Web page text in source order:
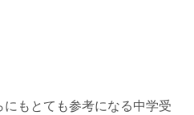
にもとても参考になる中学受